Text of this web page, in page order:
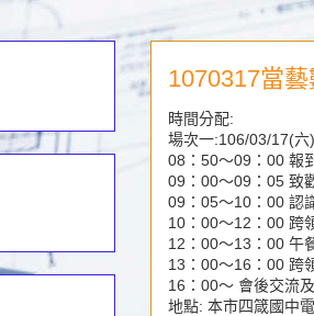
1070317當
時間分配:
場次一:106/03/17(
08：50〜09：00 報到
09：00〜09：05 致
09：05〜10：00 認
10：00〜12：00 跨
12：00〜13：00 午
13：00〜16：00 跨
16：00〜 會後交流
地點: 本市四箴國中